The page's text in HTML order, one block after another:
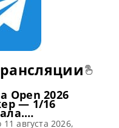
Open 2026
— 1/16
11 августа 2026,